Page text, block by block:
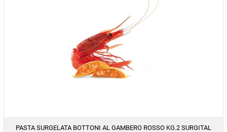
PASTA SURGELATA BOTTONI AL GAMBERO ROSSO KG.2 SURGITAL